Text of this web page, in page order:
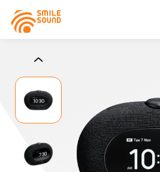
商品分類查詢
請選擇商品分類